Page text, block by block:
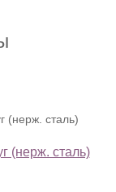
(нерж. сталь)